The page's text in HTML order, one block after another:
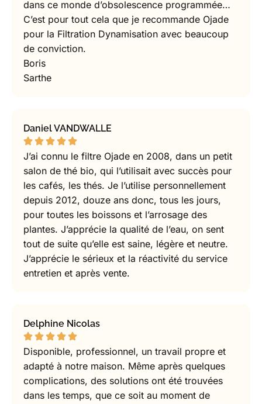
dans ce monde d’obsolescence programmée…
C’est pour tout cela que je recommande Ojade
pour la Filtration Dynamisation avec beaucoup
de conviction.
Boris
Sarthe
Daniel VANDWALLE
J’ai connu le filtre Ojade en 2008, dans un petit
salon de thé bio, qui l’utilisait avec succès pour
les cafés, les thés. Je l’utilise personnellement
depuis 2012, douze ans donc, tous les jours,
pour toutes les boissons et l’arrosage des
plantes. J’apprécie la qualité de l’eau, on sent
tout de suite qu’elle est saine, légère et neutre.
J’apprécie le sérieux et la réactivité du service
entretien et après vente.
Delphine Nicolas
Disponible, professionnel, un travail propre et
adapté à notre maison. Même après quelques
complications, des solutions ont été trouvées
dans les temps, que ce soit au moment de